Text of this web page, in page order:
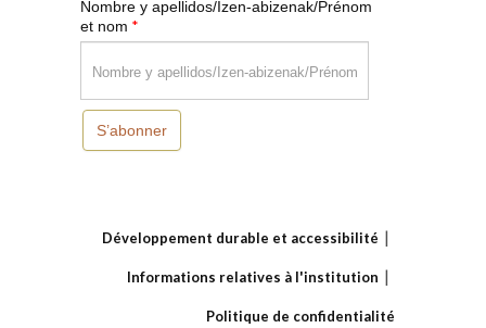
Nombre y apellidos/Izen-abizenak/Prénom
et nom *
S’abonner
Développement durable et accessibilité
Informations relatives à l'institution
Politique de confidentialité